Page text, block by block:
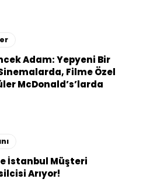
Adam: Yepyeni Bir
Filme Özel
McDonald’s’larda
İstanbul Müşteri
Arıyor!